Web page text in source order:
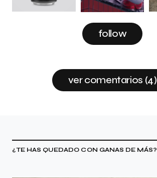
follow
ver comentarios (4)
¿TE HAS QUEDADO CON GANAS DE MÁS?